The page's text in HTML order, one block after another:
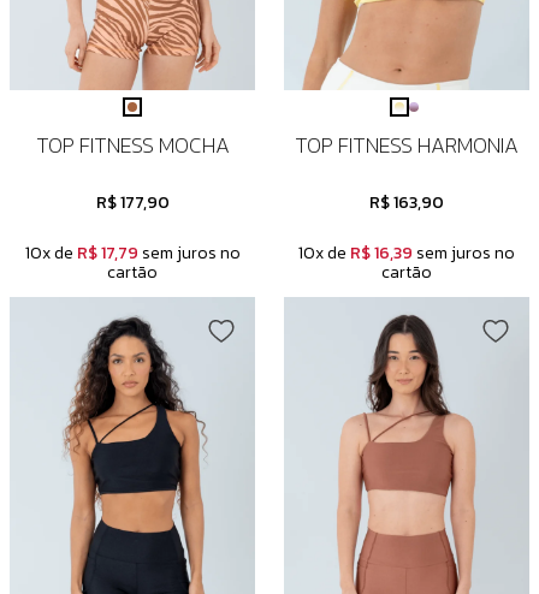
TOP FITNESS MOCHA
R$ 177,90
10x de R$ 17,79 sem juros no
cartão
TOP FITNESS HARMONIA
R$ 163,90
10x de R$ 16,39 sem juros no
cartão